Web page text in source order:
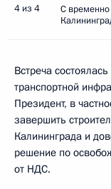
4 из 4
С временно
Встреча
транспортной
Президент, в
завершить
Калининграда и
решение по
от НДС.